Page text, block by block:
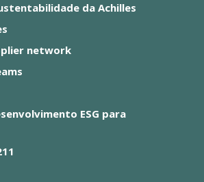
da Achilles
network
ESG para